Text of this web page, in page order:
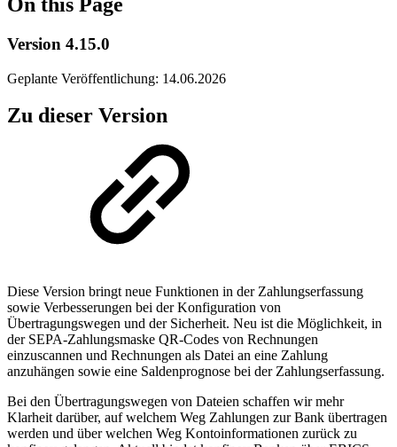
Version 4.15.0
Geplante Veröffentlichung: 14.06.2026
Zu dieser Version
Diese Version bringt neue Funktionen in der Zahlungserfassung
sowie Verbesserungen bei der Konfiguration von
Übertragungswegen und der Sicherheit. Neu ist die Möglichkeit, in
der SEPA-Zahlungsmaske QR-Codes von Rechnungen
einzuscannen und Rechnungen als Datei an eine Zahlung
anzuhängen sowie eine Saldenprognose bei der Zahlungserfassung.
Bei den Übertragungswegen von Dateien schaffen wir mehr
Klarheit darüber, auf welchem Weg Zahlungen zur Bank übertragen
werden und über welchen Weg Kontoinformationen zurück zu